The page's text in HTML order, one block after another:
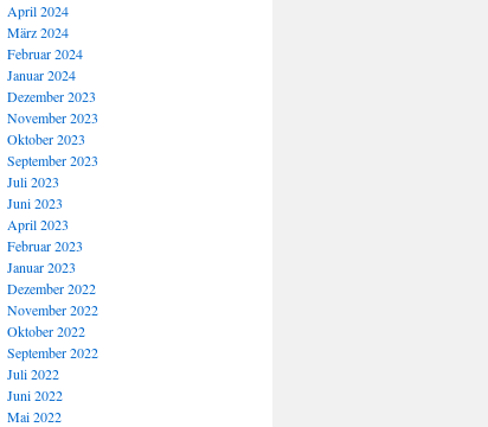
April 2024
März 2024
Februar 2024
Januar 2024
Dezember 2023
November 2023
Oktober 2023
September 2023
Juli 2023
Juni 2023
April 2023
Februar 2023
Januar 2023
Dezember 2022
November 2022
Oktober 2022
September 2022
Juli 2022
Juni 2022
Mai 2022